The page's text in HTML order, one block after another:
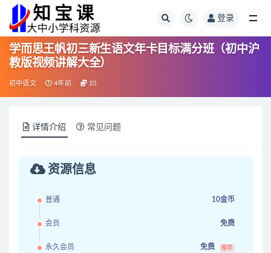
登录
学而思王帆初三新生语文年卡目标满分班（初中沪
教版视频讲解大全）
初中语文 4年前 10
详情介绍 常见问题
资源信息
普通 10金币
会员 免费
永久会员 免费 推荐
全部